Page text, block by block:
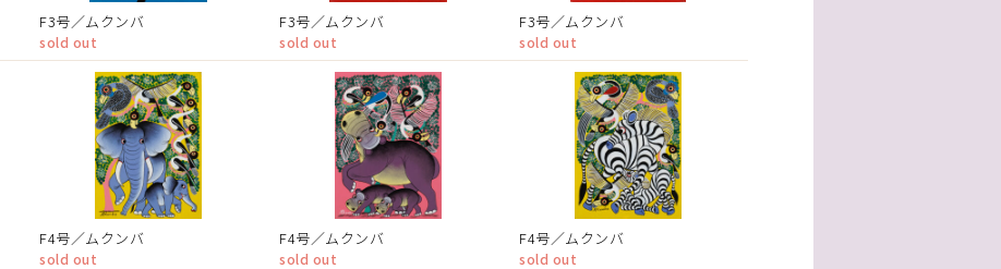
F3号／ムクンバ
sold out
F3号／ムクンバ
sold out
F3号／ムクンバ
sold out
F4号／ムクンバ
sold out
F4号／ムクンバ
sold out
F4号／ムクンバ
sold out